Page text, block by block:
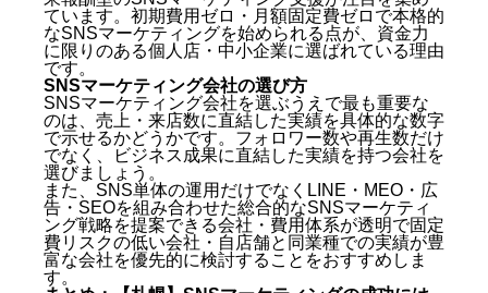
ています。初期費用ゼロ・月額固定費ゼロで本格的
なSNSマーケティングを始められる点が、資金力
に限りのある個人店・中小企業に選ばれている理由
です。
SNSマーケティング会社の選び方
SNSマーケティング会社を選ぶうえで最も重要な
のは、売上・来店数に直結した実績を具体的な数字
で示せるかどうかです。フォロワー数や再生数だけ
でなく、ビジネス成果に直結した実績を持つ会社を
選びましょう。
また、SNS単体の運用だけでなくLINE・MEO・広
告・SEOを組み合わせた総合的なSNSマーケティ
ング戦略を提案できる会社・費用体系が透明で固定
費リスクの低い会社・自店舗と同業種での実績が豊
富な会社を優先的に検討することをおすすめしま
す。
よくある質問（Q&A）
Q. 札幌の飲食店でSNSマーケティングを始める場
合、どのプラットフォームが最適ですか？
Q. SNSマーケティングの成功事例と同じ成果が自
店舗でも出せますか？
Q. SNSマーケティングで広告費はどのくらい必要
ですか？